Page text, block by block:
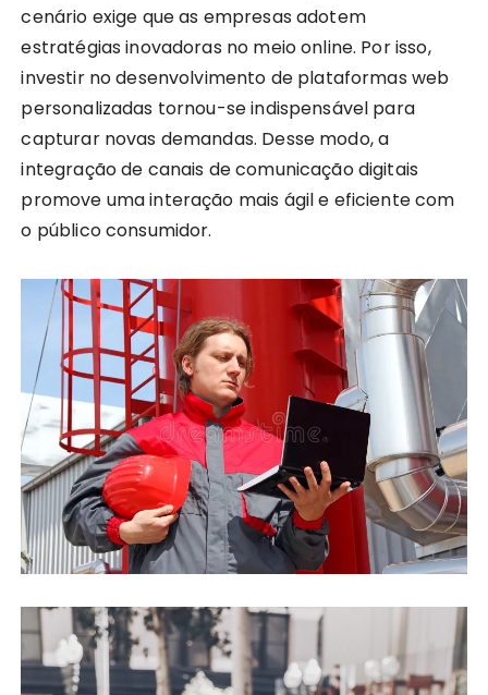
cenário exige que as empresas adotem
estratégias inovadoras no meio online. Por isso,
investir no desenvolvimento de plataformas web
personalizadas tornou-se indispensável para
capturar novas demandas. Desse modo, a
integração de canais de comunicação digitais
promove uma interação mais ágil e eficiente com
o público consumidor.